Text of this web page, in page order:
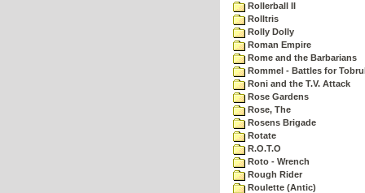
Rollerball II
Rolltris
Rolly Dolly
Roman Empire
Rome and the Barbarians
Rommel - Battles for
Roni and the T.V. Attack
Rose Gardens
Rose, The
Rosens Brigade
Rotate
R.O.T.O
Roto - Wrench
Rough Rider
Roulette (Antic)